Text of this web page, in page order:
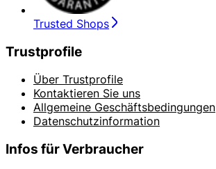
Trusted Shops
Trustprofile
Über Trustprofile
Kontaktieren Sie uns
Allgemeine Geschäftsbedingungen
Datenschutzinformation
Infos für Verbraucher